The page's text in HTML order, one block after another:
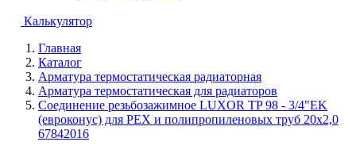
Калькулятор
Главная
Каталог
Арматура термостатическая радиаторная
Арматура термостатическая для радиаторов
Соединение резьбозажимное LUXOR TP 98 - 3/4"EK
(евроконус) для PEX и полипропиленовых труб 20x2,0
67842016